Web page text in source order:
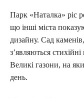
Парк «Наталка» ріс
що інші міста
дизайну. Сад каменів,
з’являються
Великі газони, на
день.